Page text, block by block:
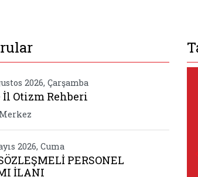
ozder findikli huzurevi ni
ozder bocce dostluk
2026, Çarşamba
İl Otizm Rehberi
2026, Cuma
PERSONEL
İLANI